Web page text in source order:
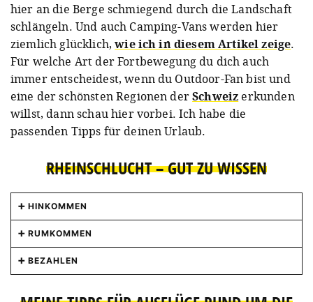
hier an die Berge schmiegend durch die Landschaft
schlängeln. Und auch Camping-Vans werden hier
ziemlich glücklich,wie ich in diesem Artikel zeige.
Für welche Art der Fortbewegung du dich auch
immer entscheidest, wenn du Outdoor-Fan bist und
eine der schönsten Regionen derSchweiz erkunden
willst, dann schau hier vorbei. Ich habe die
passenden Tipps für deinen Urlaub.
RHEINSCHLUCHT – GUT ZU WISSEN
HINKOMMEN
Wenn du mit dem Auto anreist, fährst du am
besten über Chur – der kleine Ort ist gerade mal
eineinhalb Stunden von Lindau am Bodensee
mit der Bahn easy: Von Zürich fahren regelmäßig
RUMKOMMEN
Am schnellsten bist du rund um die Rheinschlucht
mit dem Auto oder dem Motorrad unterwegs. Die
Region und die verschiedenen Täler sind aber
BEZAHLEN